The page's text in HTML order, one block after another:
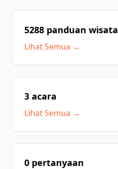
5288 panduan wisata
Lihat Semua →
3 acara
Lihat Semua →
0 pertanyaan